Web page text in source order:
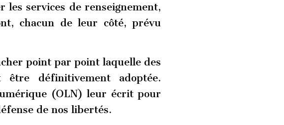
les services de renseignement,
chacun de leur côté, prévu
point par point laquelle des
définitivement adoptée.
(OLN) leur écrit pour
de nos libertés.